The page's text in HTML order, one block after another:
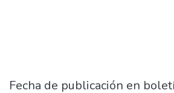
Fecha de publicación en